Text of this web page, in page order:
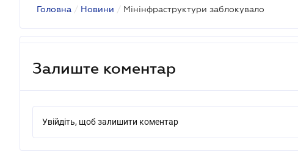
Головна / Новини / Мінінфраструктури заблокувало
Залиште коментар
Увійдіть, щоб залишити коментар